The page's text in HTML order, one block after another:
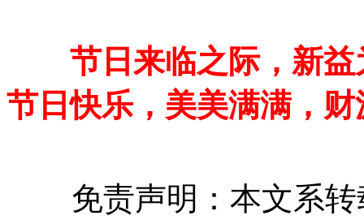
节日来临之际，新
节日快乐，美美满满，
免责声明：本文系转